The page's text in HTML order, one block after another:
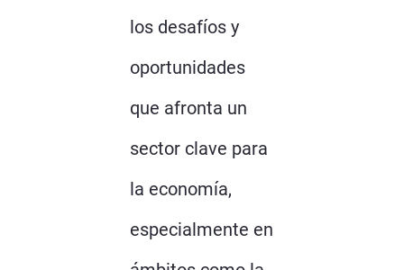
los desafíos y
oportunidades
que afronta un
sector clave para
la economía,
especialmente en